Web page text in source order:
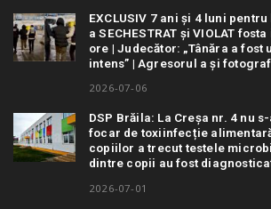
EXCLUSIV 7 ani și 4 luni
a SECHESTRAT și VIOLAT
ore | Judecător: „Tânăra a fost
intens” | Agresorul a și
2026-07-06
DSP Brăila: La Creșa nr. 4 nu
focar de toxiinfecție
copiilor a trecut testele
dintre copii au fost
2026-07-01